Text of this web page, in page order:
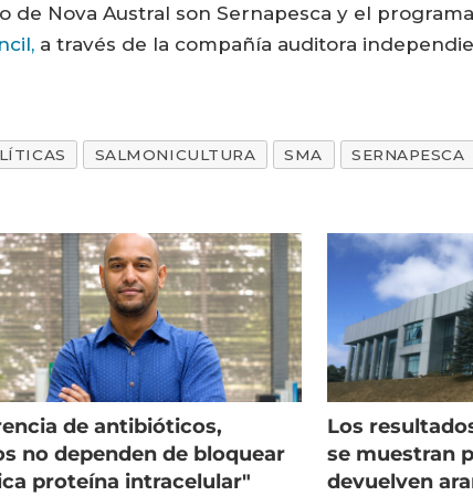
de Nova Austral son Sernapesca y el
a través de la compañía auditora
SALMONICULTURA SMA SERNAPESCA
de antibióticos,
no dependen de bloquear
proteína intracelular"
Los
se muestran
devuelven